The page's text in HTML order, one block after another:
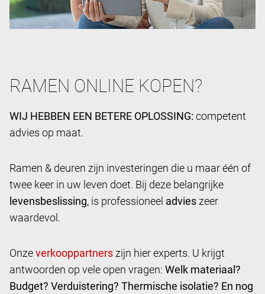
RAMEN ONLINE KOPEN?
WIJ HEBBEN EEN BETERE OPLOSSING: competent
advies op maat.
Ramen & deuren zijn investeringen die u maar één of
twee keer in uw leven doet. Bij deze belangrijke
levensbeslissing, is professioneel advies zeer
waardevol.
Onze
zijn hier experts. U krijgt
antwoorden op vele open vragen: Welk materiaal?
Budget? Verduistering? Thermische isolatie? En nog